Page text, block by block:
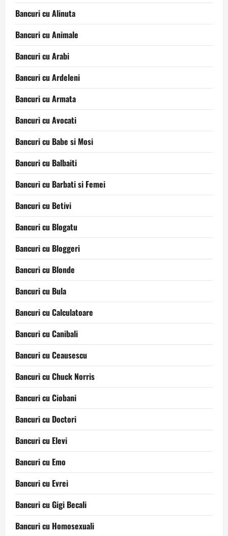
Bancuri cu Alinuta
Bancuri cu Animale
Bancuri cu Arabi
Bancuri cu Ardeleni
Bancuri cu Armata
Bancuri cu Avocati
Bancuri cu Babe si Mosi
Bancuri cu Balbaiti
Bancuri cu Barbati si Femei
Bancuri cu Betivi
Bancuri cu Blogatu
Bancuri cu Bloggeri
Bancuri cu Blonde
Bancuri cu Bula
Bancuri cu Calculatoare
Bancuri cu Canibali
Bancuri cu Ceausescu
Bancuri cu Chuck Norris
Bancuri cu Ciobani
Bancuri cu Doctori
Bancuri cu Elevi
Bancuri cu Emo
Bancuri cu Evrei
Bancuri cu Gigi Becali
Bancuri cu Homosexuali